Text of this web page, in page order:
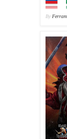
By